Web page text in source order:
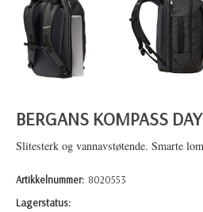
BERGANS KOMPASS
Slitesterk og vannavstøtende. Smarte
Artikkelnummer: 8020553
Lagerstatus: